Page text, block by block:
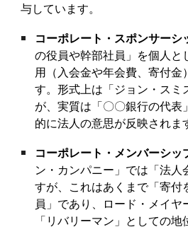
与しています。
コーポレート・スポンサーシ
の役員や幹部社員」を個人と
用（入会金や年会費、寄付金
す。形式上は「ジョン・スミ
が、実質は「〇〇銀行の代表
的に法人の意思が反映されま
コーポレート・メンバーシッ
ン・カンパニー」では「法人
すが、これはあくまで「寄付
員」であり、ロード・メイヤ
「リバリーマン」としての地